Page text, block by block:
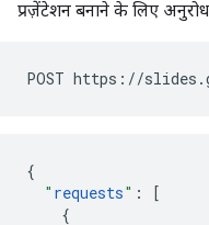
प्रज़ेंटेशन बनाने के लिए अनुरोध
POST https://
{
" requests" :
[
{